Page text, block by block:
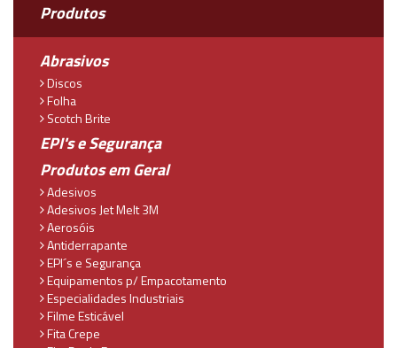
Produtos
Abrasivos
Discos
Folha
Scotch Brite
EPI's e Segurança
Produtos em Geral
Adesivos
Adesivos Jet Melt 3M
Aerosóis
Antiderrapante
EPI´s e Segurança
Equipamentos p/ Empacotamento
Especialidades Industriais
Filme Esticável
Fita Crepe